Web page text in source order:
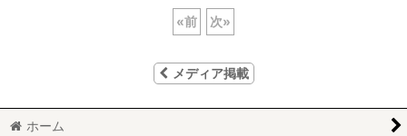
«前 次»
メディア掲載
ホーム